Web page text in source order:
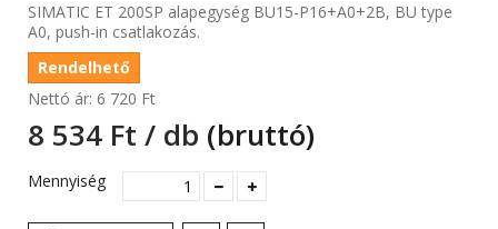
SIMATIC ET 200SP alapegység BU15-P16+A0+2B, BU type
A0, push-in csatlakozás.
Rendelhető
Nettó ár: 6 720 Ft‎
8 534 Ft‎ / db (bruttó)
Mennyiség